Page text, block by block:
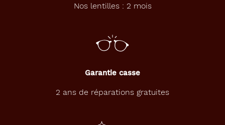
Nos lentilles : 2 mois
Garantie casse
2 ans de réparations gratuites